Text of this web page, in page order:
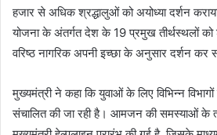
हजार से अधिक श्रद्धालुओं को अयोध्या दर्शन कराया
योजना के अंतर्गत देश के 19 प्रमुख तीर्थस्थलों को
वरिष्ठ नागरिक अपनी इच्छा के अनुसार दर्शन कर
मुख्यमंत्री ने कहा कि युवाओं के लिए विभिन्न विभागों
संचालित की जा रही है। आमजन की समस्याओं के